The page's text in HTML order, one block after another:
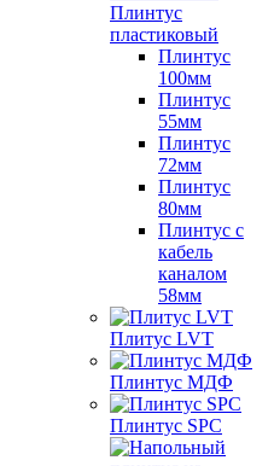
Плинтус
пластиковый
Плинтус
100мм
Плинтус
55мм
Плинтус
72мм
Плинтус
80мм
Плинтус с
кабель
каналом
58мм
Плитус LVT
Плинтус МДФ
Плинтус SPC